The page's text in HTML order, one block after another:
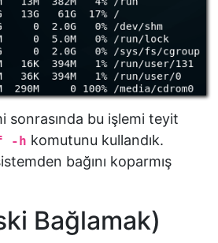
sonrasında bu işlemi teyit
-h komutunu kullandık.
bağını koparmış
Bağlamak)